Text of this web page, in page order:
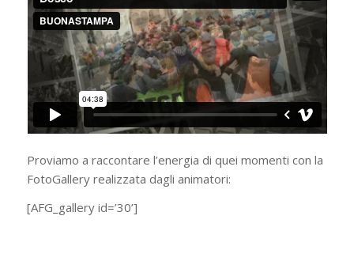
Proviamo a raccontare l’energia di quei momenti con la
FotoGallery realizzata dagli animatori:
[AFG_gallery id=’30’]